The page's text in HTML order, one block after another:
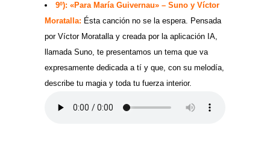
9º): «Para María Guivernau» – Suno y Víctor
Moratalla: Ésta canción no se la espera. Pensada
por Víctor Moratalla y creada por la aplicación IA,
llamada Suno, te presentamos un tema que va
expresamente dedicada a tí y que, con su melodía,
describe tu magia y toda tu fuerza interior.